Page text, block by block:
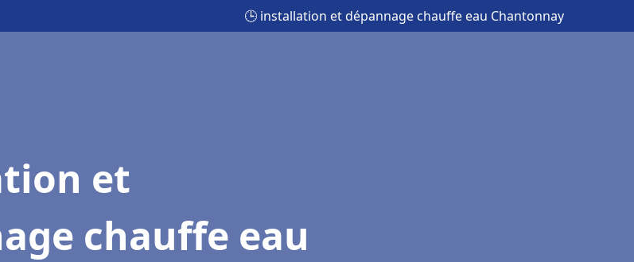
🕒 installation et dépannage chauffe eau Chantonnay
et
chauffe eau